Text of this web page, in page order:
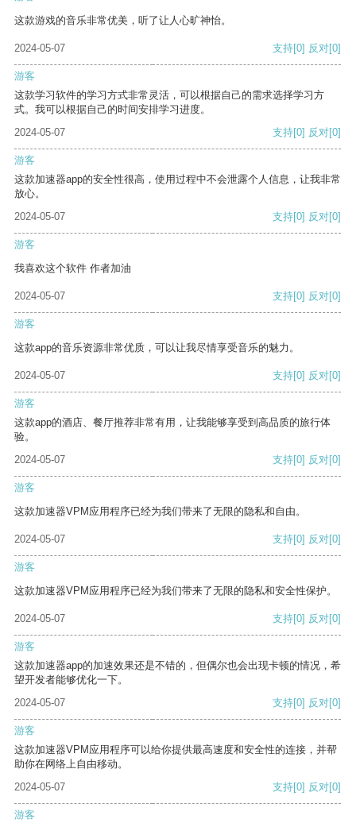
这款游戏的音乐非常优美，听了让人心旷神怡。
2024-05-07 支持[0] 反对[0]
游客
这款学习软件的学习方式非常灵活，可以根据自己的需求选择学习方
式。我可以根据自己的时间安排学习进度。
2024-05-07
支持[0] 反对[0]
游客
这款加速器app的安全性很高，使用过程中不会泄露个人信息，让我非常
放心。
2024-05-07
支持[0] 反对[0]
游客
我喜欢这个软件 作者加油
2024-05-07 支持[0] 反对[0]
游客
这款app的音乐资源非常优质，可以让我尽情享受音乐的魅力。
2024-05-07 支持[0] 反对[0]
游客
这款app的酒店、餐厅推荐非常有用，让我能够享受到高品质的旅行体
验。
2024-05-07
支持[0] 反对[0]
游客
这款加速器VPM应用程序已经为我们带来了无限的隐私和自由。
2024-05-07 支持[0] 反对[0]
游客
这款加速器VPM应用程序已经为我们带来了无限的隐私和安全性保护。
2024-05-07 支持[0] 反对[0]
游客
这款加速器app的加速效果还是不错的，但偶尔也会出现卡顿的情况，希
望开发者能够优化一下。
2024-05-07
支持[0] 反对[0]
游客
这款加速器VPM应用程序可以给你提供最高速度和安全性的连接，并帮
助你在网络上自由移动。
2024-05-07
支持[0] 反对[0]
游客